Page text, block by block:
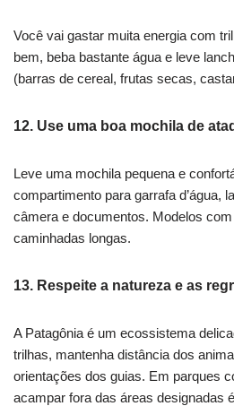
Você vai gastar muita energia com
bem, beba bastante água e leve
(barras de cereal, frutas secas,
12. Use uma boa mochila de
Leve uma mochila pequena e
compartimento para garrafa d’água,
câmera e documentos. Modelos
caminhadas longas.
13. Respeite a natureza e as
A Patagônia é um ecossistema
trilhas, mantenha distância dos
orientações dos guias. Em parques
acampar fora das áreas designadas